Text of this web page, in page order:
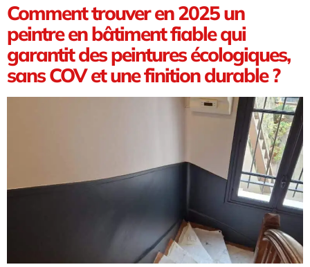
Comment trouver en 2025 un
peintre en bâtiment fiable qui
garantit des peintures écologiques,
sans COV et une finition durable ?